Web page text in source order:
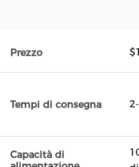
Prezzo
Tempi di consegna
Capacità di